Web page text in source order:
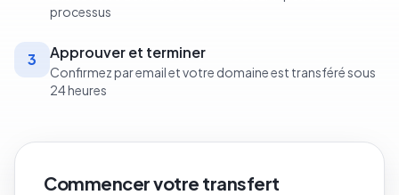
processus
3 Approuver et terminer
Confirmez par email et votre domaine est transféré sous
24 heures
Commencer votre transfert